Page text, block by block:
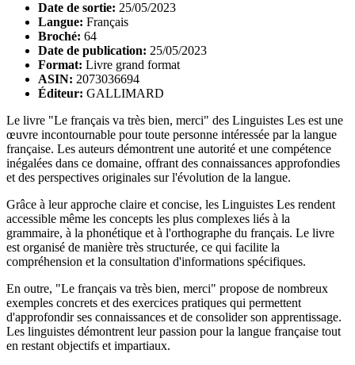
Date de sortie: 25/05/2023
Langue: Français
Broché: 64
Date de publication: 25/05/2023
Format: Livre grand format
ASIN: 2073036694
Éditeur: GALLIMARD
Le livre "Le français va très bien, merci" des Linguistes Les est une
œuvre incontournable pour toute personne intéressée par la langue
française. Les auteurs démontrent une autorité et une compétence
inégalées dans ce domaine, offrant des connaissances approfondies
et des perspectives originales sur l'évolution de la langue.
Grâce à leur approche claire et concise, les Linguistes Les rendent
accessible même les concepts les plus complexes liés à la
grammaire, à la phonétique et à l'orthographe du français. Le livre
est organisé de manière très structurée, ce qui facilite la
compréhension et la consultation d'informations spécifiques.
En outre, "Le français va très bien, merci" propose de nombreux
exemples concrets et des exercices pratiques qui permettent
d'approfondir ses connaissances et de consolider son apprentissage.
Les linguistes démontrent leur passion pour la langue française tout
en restant objectifs et impartiaux.